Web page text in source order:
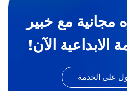
مجانية مع خبير
الابداعية الآن!
على الخدمة